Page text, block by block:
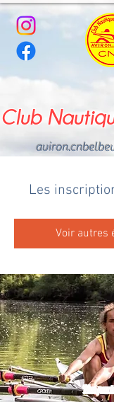
Club
Les
Voir autres
Nos